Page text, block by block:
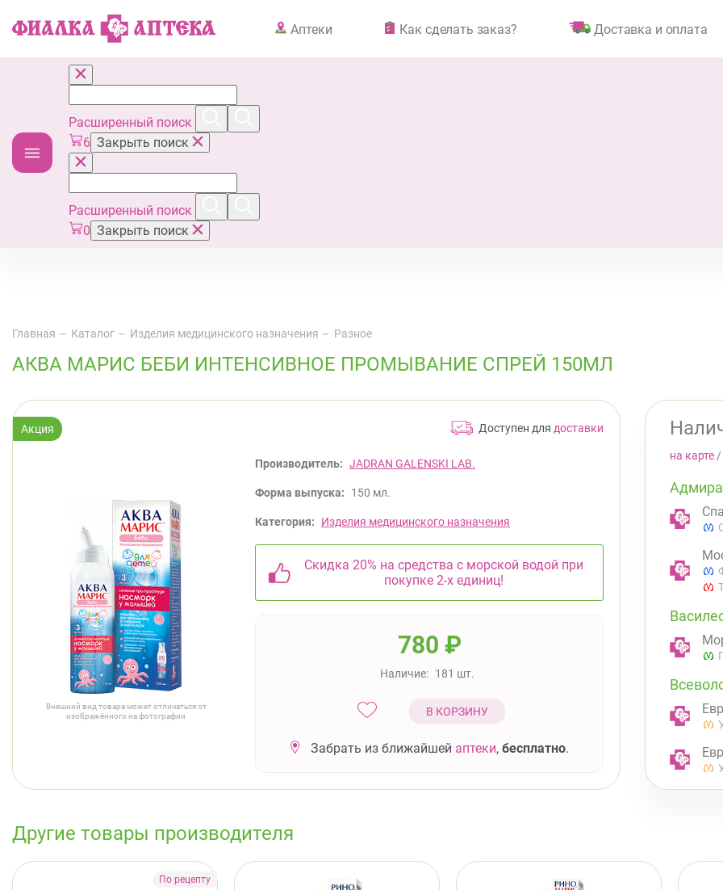
Аптеки Как сделать заказ? Доставка и оплата
Расширенный поиск
6 Закрыть поиск
Расширенный поиск
0 Закрыть поиск
Главная Каталог Изделия медицинского назначения Разное
АКВА МАРИС БЕБИ ИНТЕНСИВНОЕ ПРОМЫВАНИЕ СПРЕЙ 150МЛ
Доступен для доставки
Внешний вид товара может отличаться от
изображённого на фотографии
Производитель: JADRAN GALENSKI LAB.
Форма выпуска: 150 мл.
Категория: Изделия медицинского назначения
Скидка 20% на средства с морской водой при
покупке 2-х единиц!
780 ₽
Наличие: 181 шт.
В КОРЗИНУ
Забрать из ближайшей аптеки, бесплатно.
на карте /
пр.
Другие товары производителя